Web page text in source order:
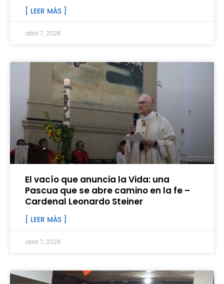
[ LEER MÁS ]
abril 7, 2026
El vacío que anuncia la Vida: una
Pascua que se abre camino en la fe –
Cardenal Leonardo Steiner
[ LEER MÁS ]
abril 7, 2026